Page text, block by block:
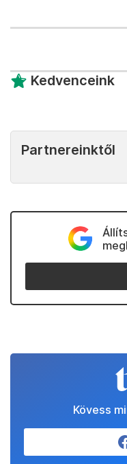
Kedvenceink
Partnereinktől
Kövess